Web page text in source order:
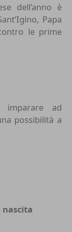
dell’anno è
Papa
le prime
imparare ad
possibilità a